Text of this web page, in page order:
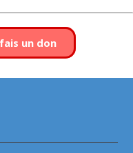
un don